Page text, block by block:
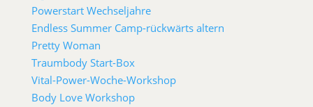
Powerstart Wechseljahre
Endless Summer Camp-rückwärts altern
Pretty Woman
Traumbody Start-Box
Vital-Power-Woche-Workshop
Body Love Workshop